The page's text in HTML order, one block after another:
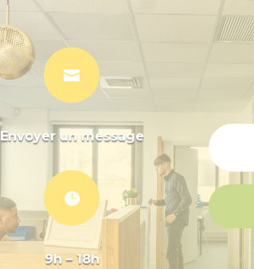

Envoyer un message

9h – 18h